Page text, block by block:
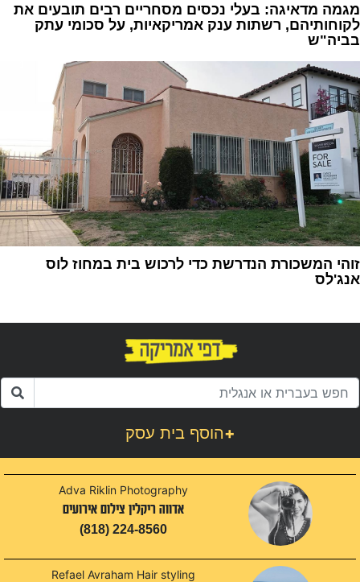
מגמה מדאיגה: בעלי נכסים מסחריים רבים תובעים את
לקוחותיהם, רשתות ענק אמריקאיות, על סכומי עתק
בביה"ש
זוהי המשכורת הנדרשת כדי לרכוש בית במחוז לוס
אנג'לס
הוסף בית עסק+
Adva Riklin Photography
אדווה ריקלין צילום אירועים
(818) 224-8560
Refael Avraham Hair styling